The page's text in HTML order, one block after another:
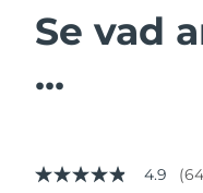
Se vad
...
4.9
4.9